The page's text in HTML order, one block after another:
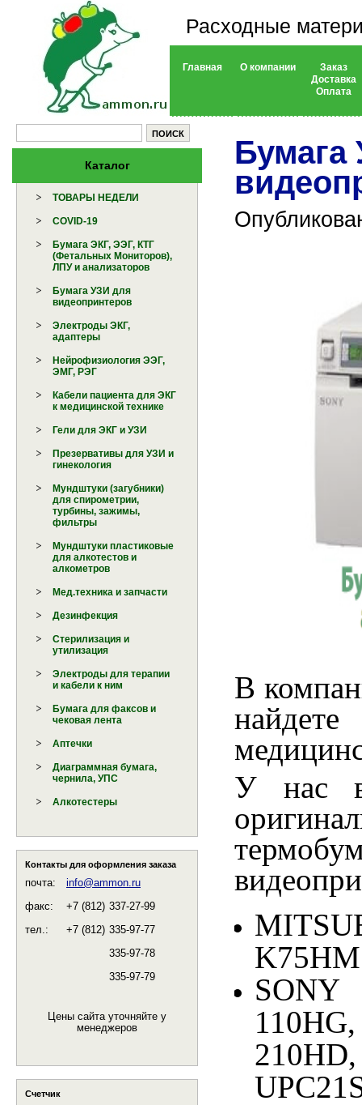
Расходные
Главная О компании
Заказ
Доставка
Оплата
Каталог
ТОВАРЫ НЕДЕЛИ
COVID-19
Бумага ЭКГ, ЭЭГ, КТГ
(Фетальных Мониторов),
ЛПУ и анализаторов
Бумага УЗИ для
видеопринтеров
Электроды ЭКГ,
адаптеры
Нейрофизиология ЭЭГ,
ЭМГ, РЭГ
Кабели пациента для ЭКГ
к медицинской технике
Гели для ЭКГ и УЗИ
Презервативы для УЗИ и
гинекология
Мундштуки (загубники)
для спирометрии,
турбины, зажимы,
фильтры
Мундштуки пластиковые
для алкотестов и
алкометров
Мед.техника и запчасти
Дезинфекция
Стерилизация и
утилизация
Электроды для терапии
и кабели к ним
Бумага для факсов и
чековая лента
Аптечки
Диаграммная бумага,
чернила, УПС
Алкотестеры
Контакты для оформления заказа
почта:
info@ammon.ru
факс:
+7 (812) 337-27-99
тел.:
+7 (812) 335-97-77
335-97-78
335-97-79
Цены сайта уточняйте у
менеджеров
Счетчик
В
У нас в
K75HM
SONY